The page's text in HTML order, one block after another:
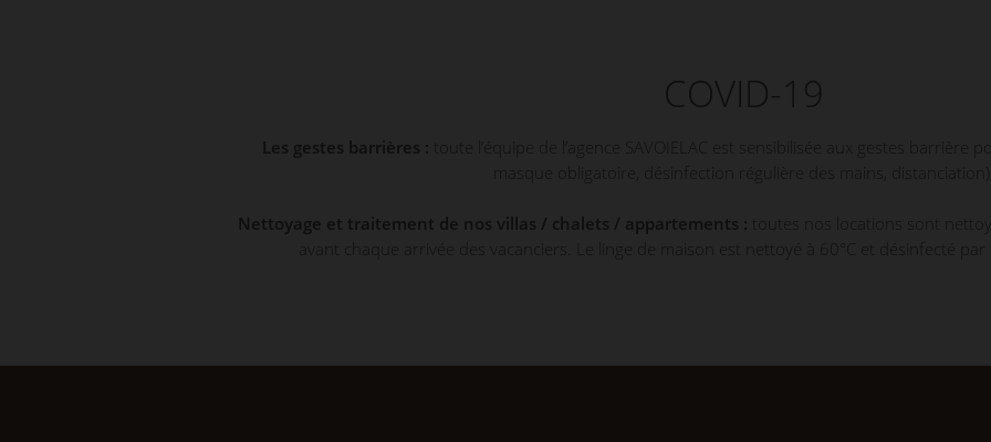
COVID-19
Les gestes barrières :
toute l’équipe de l’agence SAVOIELAC est sensibilisée aux gestes barrière
masque obligatoire, désinfection régulière des mains, distanciation).
Nettoyage et traitement de nos villas / chalets / appartements :
avant chaque arrivée des vacanciers. Le linge de maison est nettoyé à 60°C et désinfecté